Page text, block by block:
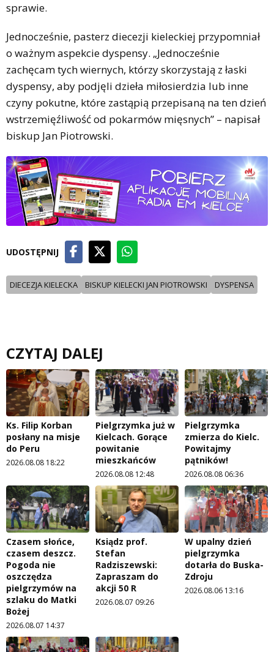
sprawie.
Jednocześnie, pasterz diecezji kieleckiej przypomniał
o ważnym aspekcie dyspensy. „Jednocześnie
zachęcam tych wiernych, którzy skorzystają z łaski
dyspensy, aby podjęli dzieła miłosierdzia lub inne
czyny pokutne, które zastąpią przepisaną na ten dzień
wstrzemięźliwość od pokarmów mięsnych” – napisał
biskup Jan Piotrowski.
UDOSTĘPNIJ
DIECEZJA KIELECKA BISKUP KIELECKI JAN PIOTROWSKI DYSPENSA
CZYTAJ DALEJ
Ks. Filip Korban
posłany na misje
do Peru
2026.08.08 18:22
Pielgrzymka już w
Kielcach. Gorące
powitanie
mieszkańców
2026.08.08 12:48
Pielgrzymka
zmierza do Kielc.
Powitajmy
pątników!
2026.08.08 06:36
Czasem słońce,
czasem deszcz.
Pogoda nie
oszczędza
pielgrzymów na
szlaku do Matki
Bożej
2026.08.07 14:37
Ksiądz prof.
Stefan
Radziszewski:
Zapraszam do
akcji 50 R
2026.08.07 09:26
W upalny dzień
pielgrzymka
dotarła do Buska-
Zdroju
2026.08.06 13:16